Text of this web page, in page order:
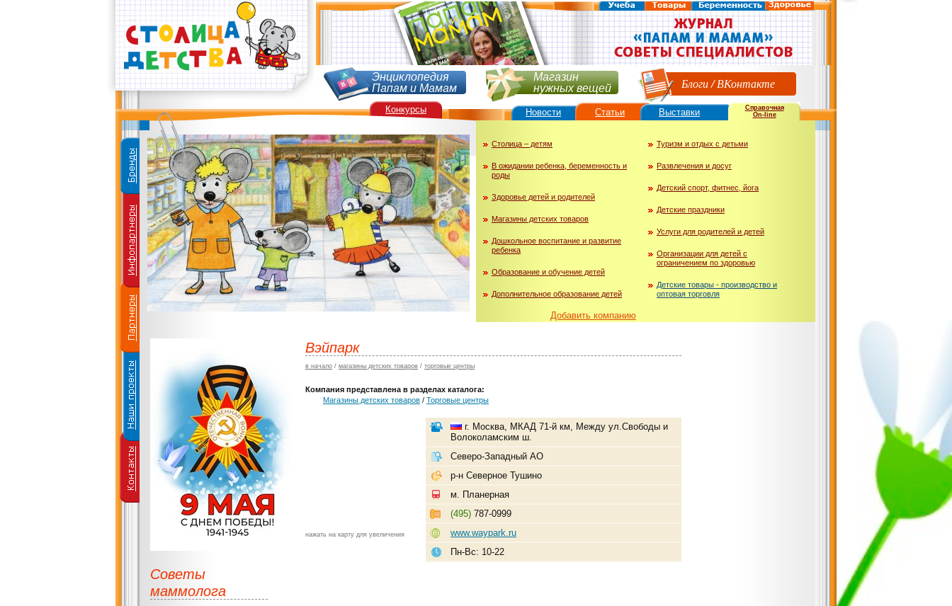
Энциклопедия
Папам и Мамам
Магазин
нужных вещей Блоги/ВКонтакте
Столица – детям
В ожидании ребенка, беременность и
роды
Здоровье детей и родителей
Магазины детских товаров
Дошкольное воспитание и развитие
ребенка
Образование и обучение детей
Дополнительное образование детей
Туризм и отдых с детьми
Развлечения и досуг
Детский спорт, фитнес, йога
Детские праздники
Услуги для родителей и детей
Организации для детей с
ограничением по здоровью
Детские товары - производство и
оптовая торговля
Добавить компанию
Справочная
On-line
Вэйпарк
в начало / магазины детских товаров / торговые центры
Компания представлена в разделах каталога:
Магазины детских товаров / Торговые центры
нажать на карту для увеличения
г. Москва, МКАД 71-й км, Между ул.Свободы и
Волоколамским ш.
Северо-Западный АО
р-н Северное Тушино
м. Планерная
(495) 787-0999
www.waypark.ru
Пн-Вс: 10-22
Советы
маммолога
Конкурсы Новости Статьи Выставки